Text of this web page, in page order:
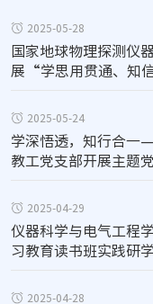
2025-05-28
国家地球物理探测仪
展“学思用贯通、知
2025-05-24
学深悟透，知行合一
教工党支部开展主题
2025-04-29
仪器科学与电气工程
习教育读书班实践研
2025-04-28